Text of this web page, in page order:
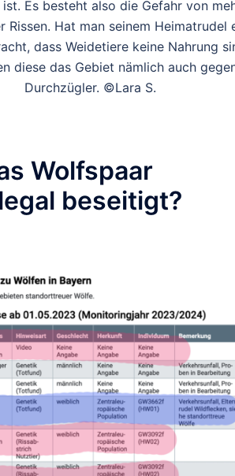
Es besteht also die Gefahr von
Rissen. Hat man seinem Heimatrudel
dass Weidetiere keine Nahrung
diese das Gebiet nämlich auch
Durchzügler. ©Lara S.
Wolfspaar
beseitigt?